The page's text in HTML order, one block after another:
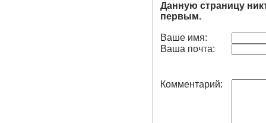
Данную страницу
первым.
Ваше имя:
Ваша почта:
Комментарий: